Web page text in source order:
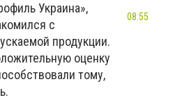
Украина»,
с
продукции.
оценку
тому,
08:55